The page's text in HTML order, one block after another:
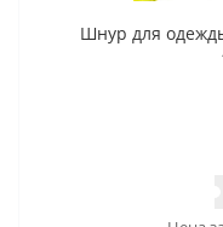
Шнур для